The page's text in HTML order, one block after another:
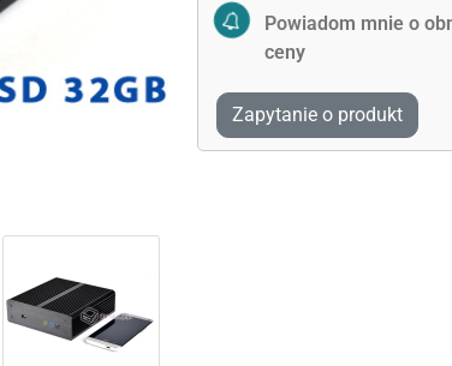
Activate Price Alert
Powiadom mnie o
ceny
Zapytanie o produkt